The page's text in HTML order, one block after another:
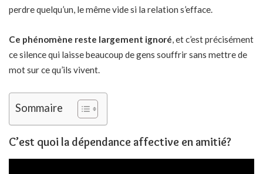
perdre quelqu’un, le même vide si la relation s’efface.
Ce phénomène reste largement ignoré, et c’est précisément
ce silence qui laisse beaucoup de gens souffrir sans mettre de
mot sur ce qu’ils vivent.
Sommaire
C’est quoi la dépendance affective en amitié?